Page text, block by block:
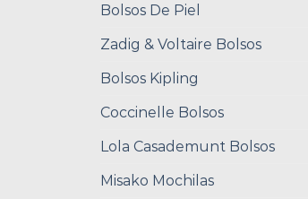
Bolsos De Piel
Zadig & Voltaire Bolsos
Bolsos Kipling
Coccinelle Bolsos
Lola Casademunt Bolsos
Misako Mochilas